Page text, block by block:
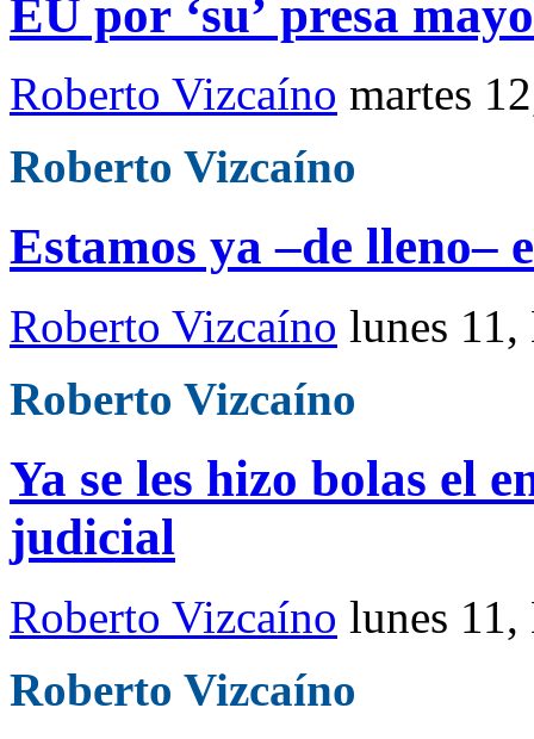
EU por ‘su’ presa
Roberto Vizcaíno martes
Roberto Vizcaíno
Estamos ya –de lleno–
Roberto Vizcaíno lunes
Roberto Vizcaíno
Ya se les hizo bolas el
judicial
Roberto Vizcaíno lunes
Roberto Vizcaíno